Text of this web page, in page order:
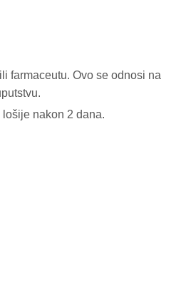
farmaceutu. Ovo se odnosi na
nakon 2 dana.